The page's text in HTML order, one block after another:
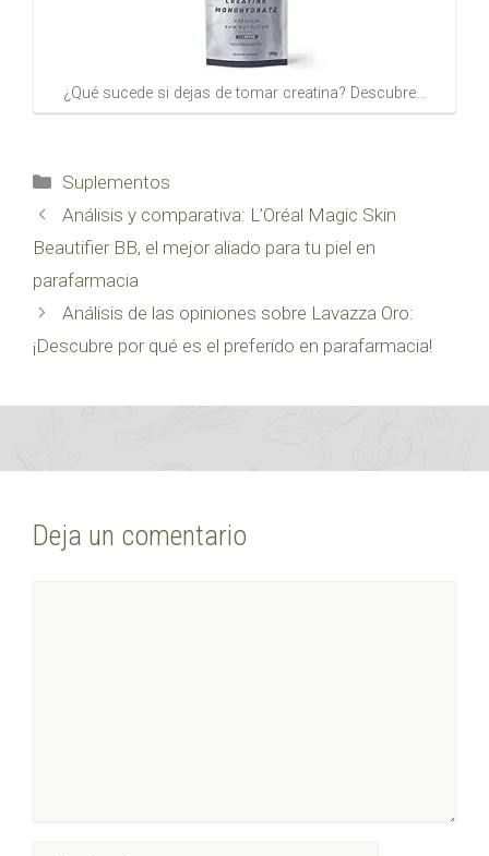
¿Qué sucede si dejas de tomar creatina? Descubre…
Categorías
Suplementos
Análisis y comparativa: L’Oréal Magic Skin
Beautifier BB, el mejor aliado para tu piel en
parafarmacia
Análisis de las opiniones sobre Lavazza Oro:
¡Descubre por qué es el preferido en parafarmacia!
Deja un comentario